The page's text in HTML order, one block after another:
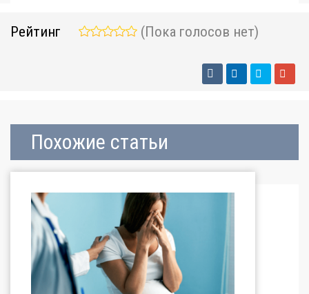
Рейтинг (Пока голосов нет)
Похожие статьи